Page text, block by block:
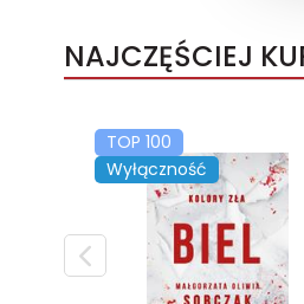
NAJCZĘŚCIEJ
TOP 100
Wyłączność